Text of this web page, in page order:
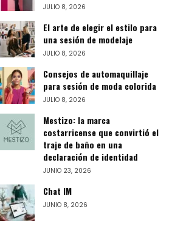
JULIO 8, 2026
El arte de elegir el estilo para
una sesión de modelaje
JULIO 8, 2026
Consejos de automaquillaje
para sesión de moda colorida
JULIO 8, 2026
Mestizo: la marca
costarricense que convirtió el
traje de baño en una
declaración de identidad
JUNIO 23, 2026
Chat IM
JUNIO 8, 2026